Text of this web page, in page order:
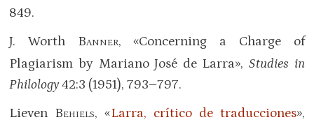
849.
J. Worth BANNER, «Concerning a Charge of
Plagiarism by Mariano José de Larra», Studies in
Philology42:3 (1951), 793–797.
Lieven BEHIELS, «Larra, crítico de traducciones»,